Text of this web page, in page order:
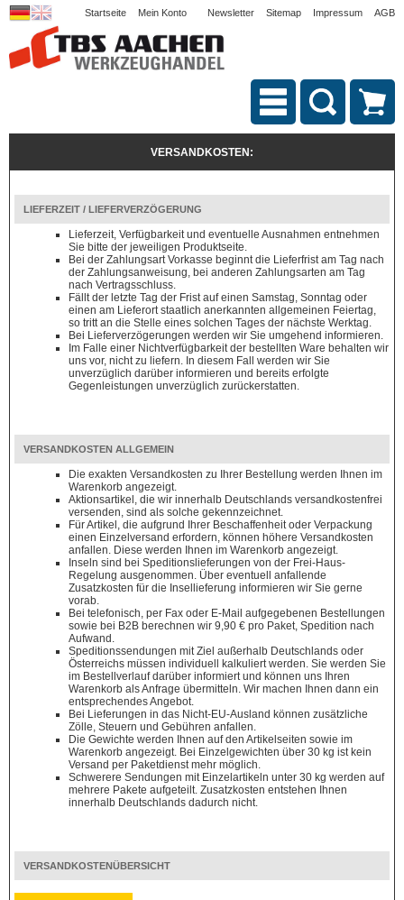
Startseite Mein Konto Newsletter Sitemap Impressum AGB
VERSANDKOSTEN:
LIEFERZEIT / LIEFERVERZÖGERUNG
Lieferzeit, Verfügbarkeit und eventuelle Ausnahmen entnehmen
Sie bitte der jeweiligen Produktseite.
Bei der Zahlungsart Vorkasse beginnt die Lieferfrist am Tag nach
der Zahlungsanweisung, bei anderen Zahlungsarten am Tag
nach Vertragsschluss.
Fällt der letzte Tag der Frist auf einen Samstag, Sonntag oder
einen am Lieferort staatlich anerkannten allgemeinen Feiertag,
so tritt an die Stelle eines solchen Tages der nächste Werktag.
Bei Lieferverzögerungen werden wir Sie umgehend informieren.
Im Falle einer Nichtverfügbarkeit der bestellten Ware behalten wir
uns vor, nicht zu liefern. In diesem Fall werden wir Sie
unverzüglich darüber informieren und bereits erfolgte
Gegenleistungen unverzüglich zurückerstatten.
VERSANDKOSTEN ALLGEMEIN
Die exakten Versandkosten zu Ihrer Bestellung werden Ihnen im
Warenkorb angezeigt.
Aktionsartikel, die wir innerhalb Deutschlands versandkostenfrei
versenden, sind als solche gekennzeichnet.
Für Artikel, die aufgrund Ihrer Beschaffenheit oder Verpackung
einen Einzelversand erfordern, können höhere Versandkosten
anfallen. Diese werden Ihnen im Warenkorb angezeigt.
Inseln sind bei Speditionslieferungen von der Frei-Haus-
Regelung ausgenommen. Über eventuell anfallende
Zusatzkosten für die Insellieferung informieren wir Sie gerne
vorab.
Bei telefonisch, per Fax oder E-Mail aufgegebenen Bestellungen
sowie bei B2B berechnen wir 9,90 € pro Paket, Spedition nach
Aufwand.
Speditionssendungen mit Ziel außerhalb Deutschlands oder
Österreichs müssen individuell kalkuliert werden. Sie werden Sie
im Bestellverlauf darüber informiert und können uns Ihren
Warenkorb als Anfrage übermitteln. Wir machen Ihnen dann ein
entsprechendes Angebot.
Bei Lieferungen in das Nicht-EU-Ausland können zusätzliche
Zölle, Steuern und Gebühren anfallen.
Die Gewichte werden Ihnen auf den Artikelseiten sowie im
Warenkorb angezeigt. Bei Einzelgewichten über 30 kg ist kein
Versand per Paketdienst mehr möglich.
Schwerere Sendungen mit Einzelartikeln unter 30 kg werden auf
mehrere Pakete aufgeteilt. Zusatzkosten entstehen Ihnen
innerhalb Deutschlands dadurch nicht.
VERSANDKOSTENÜBERSICHT